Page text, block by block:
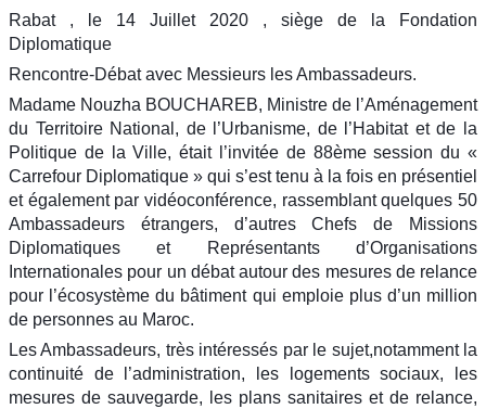
Rabat , le 14 Juillet 2020 , siège de la Fondation
Diplomatique
Rencontre-Débat avec Messieurs les Ambassadeurs.
Madame Nouzha BOUCHAREB, Ministre de l’Aménagement
du Territoire National, de l’Urbanisme, de l’Habitat et de la
Politique de la Ville, était l’invitée de 88ème session du «
Carrefour Diplomatique » qui s’est tenu à la fois en présentiel
et également par vidéoconférence, rassemblant quelques 50
Ambassadeurs étrangers, d’autres Chefs de Missions
Diplomatiques et Représentants d’Organisations
Internationales pour un débat autour des mesures de relance
pour l’écosystème du bâtiment qui emploie plus d’un million
de personnes au Maroc.
Les Ambassadeurs, très intéressés par le sujet,notamment la
continuité de l’administration, les logements sociaux, les
mesures de sauvegarde, les plans sanitaires et de relance,